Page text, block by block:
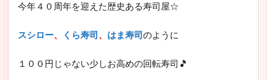
今年４０周年を迎えた歴史ある寿司屋☆
スシロー、 くら寿司、 はま寿司のように
１００円じゃない少しお高めの回転寿司🎵